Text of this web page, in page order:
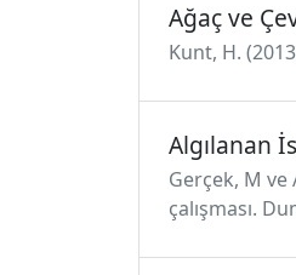
Ağaç ve
Kunt, H.
Algılanan
Gerçek, M
çalışması.